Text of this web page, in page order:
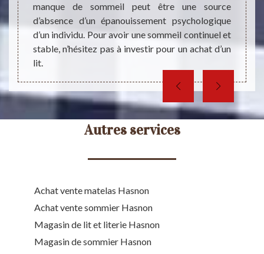
de
manque de sommeil peut être une source
d’absence d’un épanouissement psychologique
d’un individu. Pour avoir une sommeil continuel et
stable, n’hésitez pas à investir pour un achat d’un
lit.
des
sera
Autres services
Achat vente matelas Hasnon
Achat vente sommier Hasnon
Magasin de lit et literie Hasnon
Magasin de sommier Hasnon